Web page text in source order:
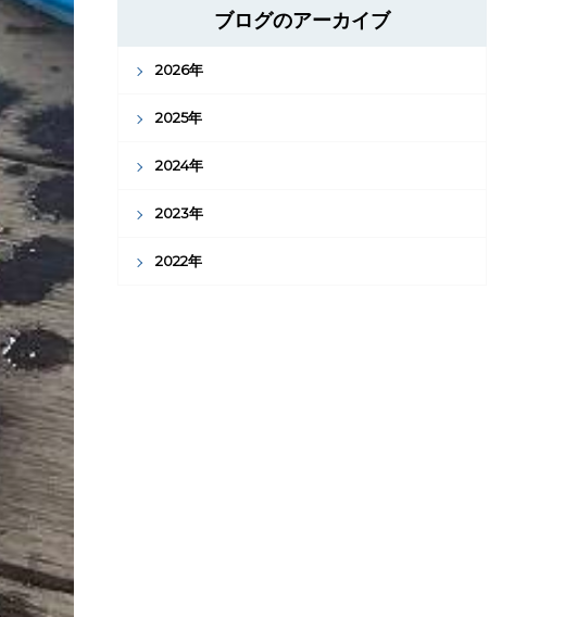
ブログのアーカイブ
2026年
2025年
2024年
2023年
2022年